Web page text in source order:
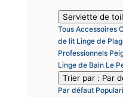
Serviette de
Tous Accessoires
de lit Linge de
Professionnels
Linge de Bain Le
Trier par : Par
Par défaut